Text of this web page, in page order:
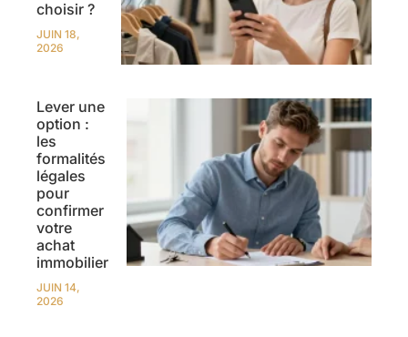
choisir ?
JUIN 18,
2026
Lever une
option :
les
formalités
légales
pour
confirmer
votre
achat
immobilier
JUIN 14,
2026